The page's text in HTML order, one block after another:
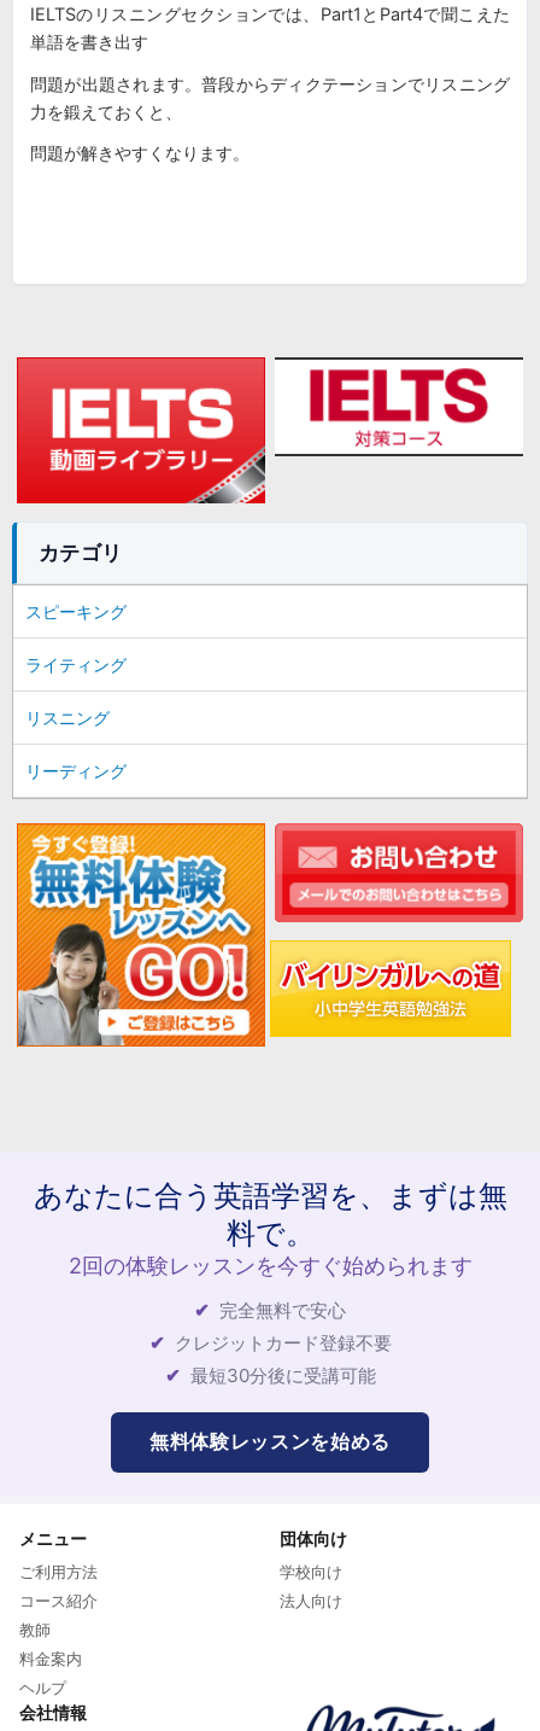
IELTSのリスニングセクションでは、Part1とPart4で聞こえた
単語を書き出す
問題が出題されます。普段からディクテーションでリスニング
力を鍛えておくと、
問題が解きやすくなります。
カテゴリ
スピーキング
ライティング
リスニング
リーディング
あなたに合う英語学習を、まずは無
料で。
2回の体験レッスンを今すぐ始められます
完全無料で安心
クレジットカード登録不要
最短30分後に受講可能
無料体験レッスンを始める
メニュー
ご利用方法
コース紹介
教師
料金案内
ヘルプ
団体向け
学校向け
法人向け
会社情報